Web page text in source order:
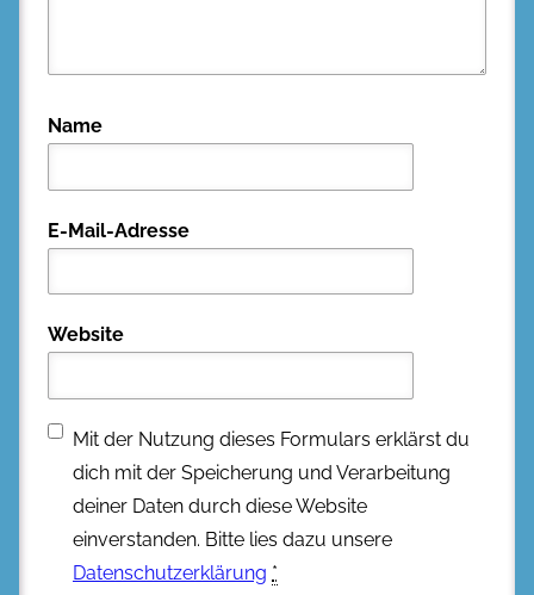
Name
E-Mail-Adresse
Website
Mit der Nutzung dieses Formulars erklärst du
dich mit der Speicherung und Verarbeitung
deiner Daten durch diese Website
einverstanden. Bitte lies dazu unsere
Datenschutzerklärung *